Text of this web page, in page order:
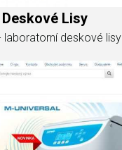
Lisy
laboratorní deskové lisy